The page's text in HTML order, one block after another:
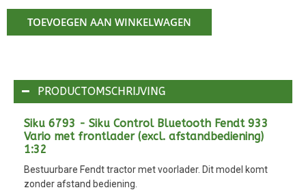
TOEVOEGEN AAN WINKELWAGEN
PRODUCTOMSCHRIJVING
Siku 6793 - Siku Control Bluetooth Fendt 933
Vario met frontlader (excl. afstandbediening)
1:32
Bestuurbare Fendt tractor met voorlader. Dit model komt
zonder afstand bediening.